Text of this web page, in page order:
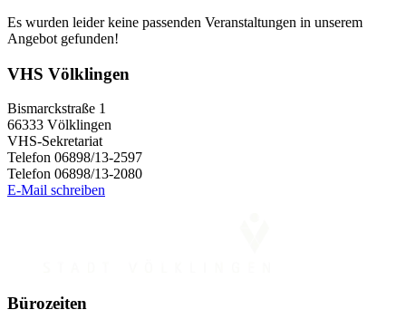
Es wurden leider keine passenden Veranstaltungen in unserem
Angebot gefunden!
VHS Völklingen
Bismarckstraße 1
66333 Völklingen
VHS-Sekretariat
Telefon 06898/13-2597
Telefon 06898/13-2080
E-Mail schreiben
Bürozeiten